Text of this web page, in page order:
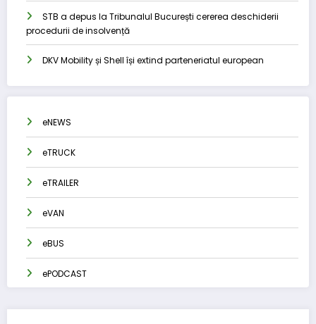
STB a depus la Tribunalul București cererea deschiderii
procedurii de insolvență
DKV Mobility și Shell își extind parteneriatul european
eNEWS
eTRUCK
eTRAILER
eVAN
eBUS
ePODCAST